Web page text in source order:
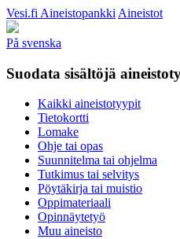
Vesi.fi Aineistopankki Aineistot
På svenska
Suodata sisältöjä
Kaikki aineistotyypit
Tietokortti
Lomake
Ohje tai opas
Suunnitelma tai ohjelma
Tutkimus tai selvitys
Pöytäkirja tai muistio
Oppimateriaali
Opinnäytetyö
Muu aineisto